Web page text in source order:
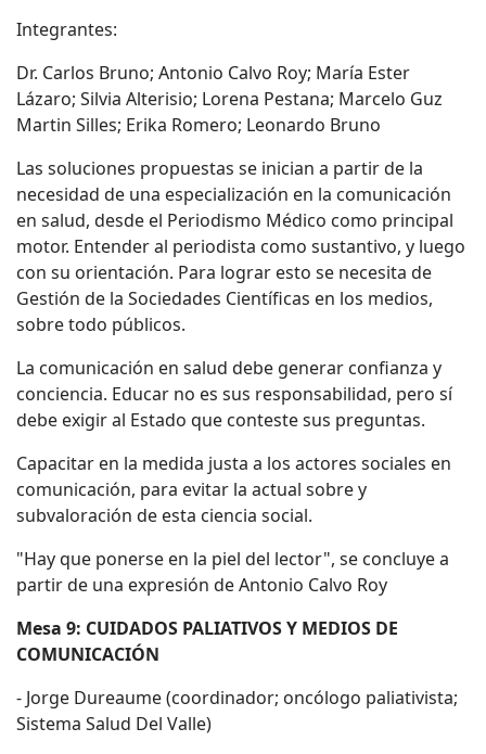
Integrantes:
Dr. Carlos Bruno; Antonio Calvo Roy; María Ester
Lázaro; Silvia Alterisio; Lorena Pestana; Marcelo Guz
Martin Silles; Erika Romero; Leonardo Bruno
Las soluciones propuestas se inician a partir de la
necesidad de una especialización en la comunicación
en salud, desde el Periodismo Médico como principal
motor. Entender al periodista como sustantivo, y luego
con su orientación. Para lograr esto se necesita de
Gestión de la Sociedades Científicas en los medios,
sobre todo públicos.
La comunicación en salud debe generar confianza y
conciencia. Educar no es sus responsabilidad, pero sí
debe exigir al Estado que conteste sus preguntas.
Capacitar en la medida justa a los actores sociales en
comunicación, para evitar la actual sobre y
subvaloración de esta ciencia social.
"Hay que ponerse en la piel del lector", se concluye a
partir de una expresión de Antonio Calvo Roy
Mesa 9: CUIDADOS PALIATIVOS Y MEDIOS DE
COMUNICACIÓN
- Jorge Dureaume (coordinador; oncólogo paliativista;
Sistema Salud Del Valle)